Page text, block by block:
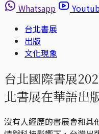
Whatsapp
台北書展
出版
文化現象
台北國際書展
北書展在華語出
沒有人經歷的書展會和其